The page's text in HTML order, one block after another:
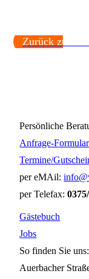
Zurück zu
Persönliche
Anfrage-Formular
Termine/
per eMAil:
per Telefax:
Gästebuch
Jobs
So finden Sie
Auerbacher